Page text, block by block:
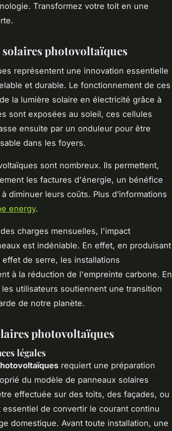
Transformez votre toit en une
photovoltaïques
représentent une innovation essentielle
et durable. Le fonctionnement de ces
la lumière solaire en électricité grâce à
sont exposées au soleil, ces cellules
ensuite par un onduleur pour être
dans les foyers.
sont nombreux. Ils permettent,
les factures d'énergie, un bénéfice
diminuer leurs coûts. Plus d’informations
energy.
charges mensuelles, l'impact
est indéniable. En effet, en produisant
de serre, les installations
à la réduction de l'empreinte carbone. En
utilisateurs soutiennent une transition
de notre planète.
photovoltaïques
légales
requiert une préparation
du modèle de panneaux solaires
effectuée sur des toits, des façades, ou
de convertir le courant continu
domestique. Avant toute installation, une